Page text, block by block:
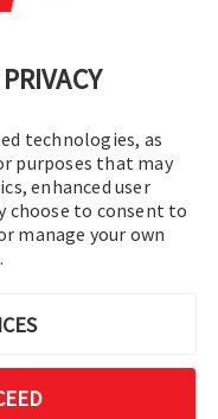
technologies, as
purposes that may
enhanced user
choose to consent to
manage your own
크놀로지, Inc.